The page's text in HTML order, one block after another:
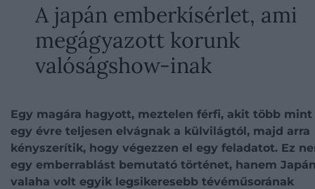
A japán emberkísérlet, ami
megágyazott korunk
valóságshow-inak
Egy magára hagyott, meztelen férfi, akit több mint
egy évre teljesen elvágnak a külvilágtól, majd arra
kényszerítik, hogy végezzen el egy feladatot. Ez
egy emberrablást bemutató történet, hanem
valaha volt egyik legsikeresebb tévéműsorának